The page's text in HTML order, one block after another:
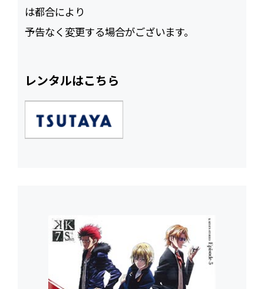
は都合により
予告なく変更する場合がございます。
レンタルはこちら